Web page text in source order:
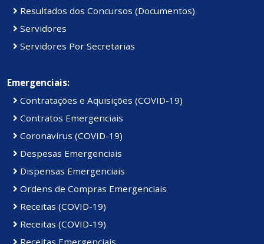
Resultados dos Concursos (Documentos)
Servidores
Servidores Por Secretarias
Emergenciais:
Contratações e Aquisições (COVID-19)
Contratos Emergenciais
Coronavírus (COVID-19)
Despesas Emergenciais
Dispensas Emergenciais
Ordens de Compras Emergenciais
Receitas (COVID-19)
Receitas (COVID-19)